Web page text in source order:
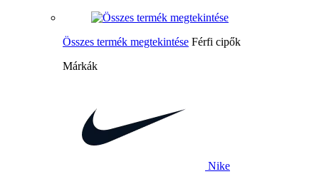
Összes termék megtekintése Férfi cipők
Márkák
Nike